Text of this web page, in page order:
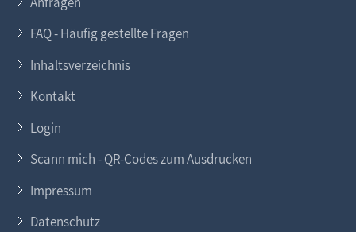
FAQ - Häufig gestellte Fragen
Inhaltsverzeichnis
Kontakt
Login
Scann mich - QR-Codes zum Ausdrucken
Impressum
Datenschutz